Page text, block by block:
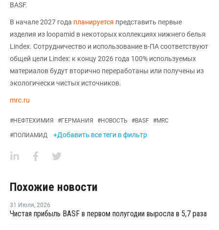
BASF.
В начале 2027 года планируется представить первые
изделия из loopamid в некоторых коллекциях нижнего белья
Lindex. Сотрудничество и использование в-ПА соответствуют
общей цели Lindex: к концу 2026 года 100% используемых
материалов будут вторично переработаны или получены из
экологически чистых источников.
mrc.ru
#НЕФТЕХИМИЯ #ГЕРМАНИЯ #НОВОСТЬ #BASF #MRC
#ПОЛИАМИД +Добавить все теги в фильтр
Похожие новости
31 Июля, 2026
Чистая прибыль BASF в первом полугодии выросла в 5,7 раза